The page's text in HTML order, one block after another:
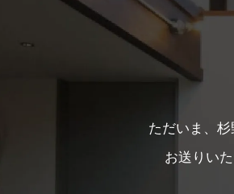
ただいま、杉
お送りい